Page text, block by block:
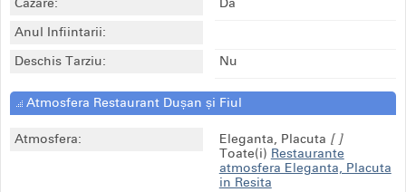
Cazare:
Da
Anul Infiintarii:
Deschis Tarziu:
Nu
Atmosfera Restaurant Dușan și Fiul
Atmosfera: Eleganta, Placuta [ ]
Toate(i) Restaurante
atmosfera Eleganta, Placuta
in Resita